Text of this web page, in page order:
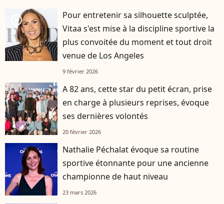
player2
Pour entretenir sa silhouette sculptée,
Vitaa s'est mise à la discipline sportive la
plus convoitée du moment et tout droit
venue de Los Angeles
9 février 2026
A 82 ans, cette star du petit écran, prise
en charge à plusieurs reprises, évoque
ses dernières volontés
20 février 2026
Nathalie Péchalat évoque sa routine
sportive étonnante pour une ancienne
championne de haut niveau
23 mars 2026